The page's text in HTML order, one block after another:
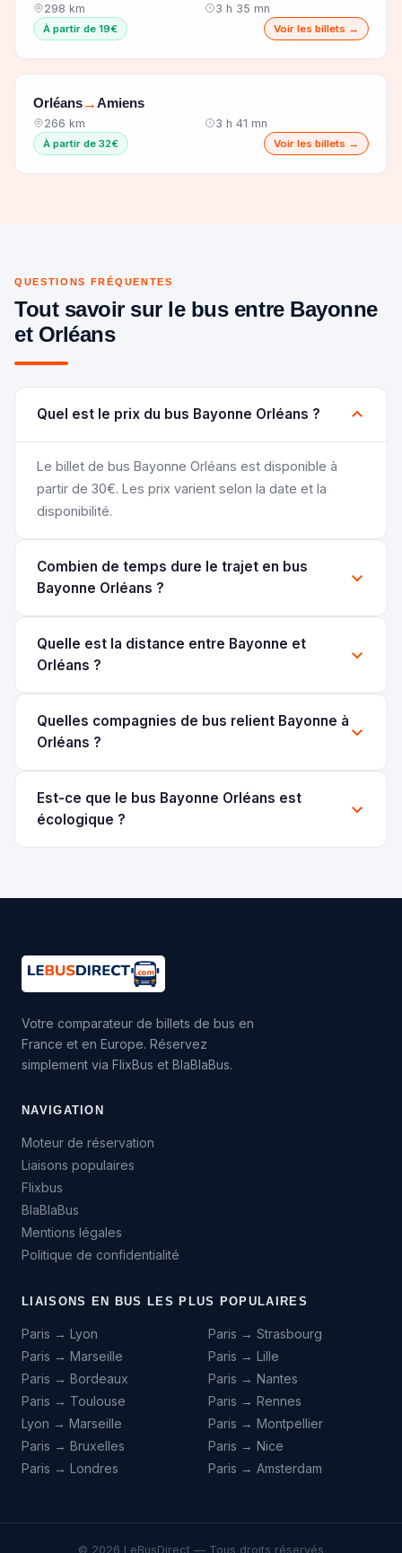
298 km 3 h 35 mn
À partir de 19€ Voir les billets →
Orléans→Amiens
266 km 3 h 41 mn
À partir de 32€ Voir les billets →
QUESTIONS FRÉQUENTES
Tout savoir sur le bus entre Bayonne
et Orléans
Quel est le prix du bus Bayonne Orléans ?
Le billet de bus Bayonne Orléans est disponible à
partir de 30€. Les prix varient selon la date et la
disponibilité.
Combien de temps dure le trajet en bus
Bayonne Orléans ?
Quelle est la distance entre Bayonne et
Orléans ?
Quelles compagnies de bus relient Bayonne à
Orléans ?
Est-ce que le bus Bayonne Orléans est
écologique ?
Votre comparateur de billets de bus en
France et en Europe. Réservez
simplement via FlixBus et BlaBlaBus.
NAVIGATION
Moteur de réservation
Liaisons populaires
Flixbus
BlaBlaBus
Mentions légales
Politique de confidentialité
LIAISONS EN BUS LES PLUS POPULAIRES
Paris → Lyon
Paris → Marseille
Paris → Bordeaux
Paris → Toulouse
Lyon → Marseille
Paris → Bruxelles
Paris → Londres
Paris → Strasbourg
Paris → Lille
Paris → Nantes
Paris → Rennes
Paris → Montpellier
Paris → Nice
Paris → Amsterdam
© 2026 LeBusDirect — Tous droits réservés